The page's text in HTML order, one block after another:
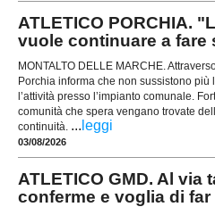
ATLETICO PORCHIA.
vuole continuare a fare
MONTALTO DELLE MARCHE.
Porchia informa che non sussistono
l’attività presso l’impianto comunale.
comunità che spera vengano trovate
continuità. ... leggi
03/08/2026
ATLETICO GMD. Al via
conferme e voglia di far